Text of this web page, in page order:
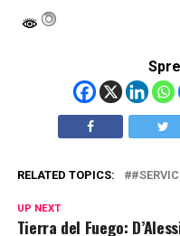
RELATED TOPICS:
UP NEXT
Tierra del Fuego: